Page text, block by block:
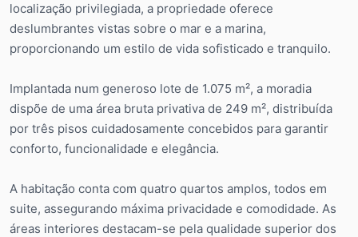
localização privilegiada, a propriedade oferece
deslumbrantes vistas sobre o mar e a marina,
proporcionando um estilo de vida sofisticado e tranquilo.
Implantada num generoso lote de 1.075 m², a moradia
dispõe de uma área bruta privativa de 249 m², distribuída
por três pisos cuidadosamente concebidos para garantir
conforto, funcionalidade e elegância.
A habitação conta com quatro quartos amplos, todos em
suite, assegurando máxima privacidade e comodidade. As
áreas interiores destacam-se pela qualidade superior dos